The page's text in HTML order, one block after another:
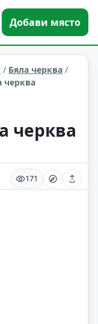
Добави място
/ Бяла черква /
черква
черква
171